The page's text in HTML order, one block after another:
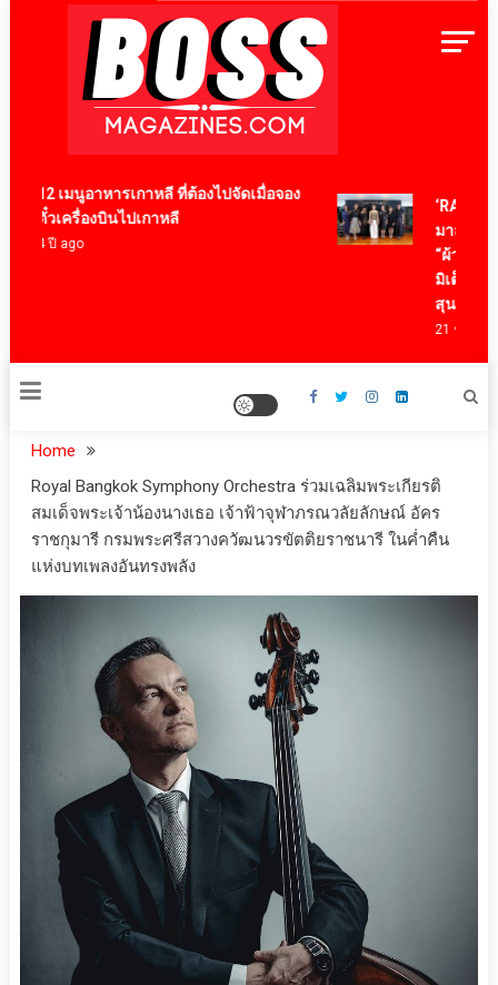
BossMagazinesThailand
12 เมนูอาหารเกาหลี ที่ต้องไปจัดเมื่อจอง
ตั๋วเครื่องบินไปเกาหลี
4 ปี ago
มาสเตอร์พีซ
“ผ้าลายน้ำ
มิเต็ด ถ่าย
สุนทรียภาพ
21 ชั่วโมง ago
Home
Royal Bangkok Symphony Orchestra ร่วมเฉลิมพระเกียรติ
สมเด็จพระเจ้าน้องนางเธอ เจ้าฟ้าจุฬาภรณวลัยลักษณ์ อัคร
ราชกุมารี กรมพระศรีสวางควัฒนวรขัตติยราชนารี ในค่ำคืน
แห่งบทเพลงอันทรงพลัง